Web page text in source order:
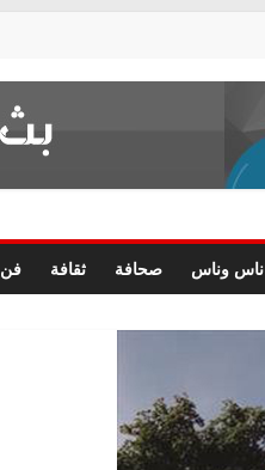
ناس وناس صحافة ثقافة فن